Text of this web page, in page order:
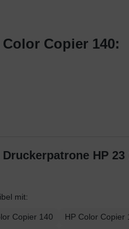
Copier 140:
Druckerpatrone HP 23
mit:
Copier 140 HP Color Copier